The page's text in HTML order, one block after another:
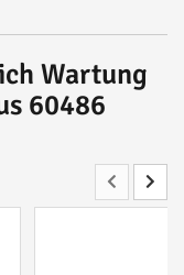
Wartung
60486